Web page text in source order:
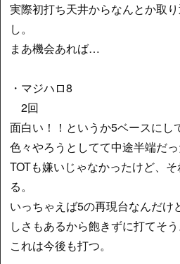
実際初打ち天井からなんとか取
し。
まあ機会あれば…
・マジハロ8
2回
面白い！！というか5ベースにし
色々やろうとしてて中途半端だ
TOTも嫌いじゃなかったけど、
る。
いっちゃえば5の再現台なんだけ
しさもあるから飽きずに打てそう
これは今後も打つ。